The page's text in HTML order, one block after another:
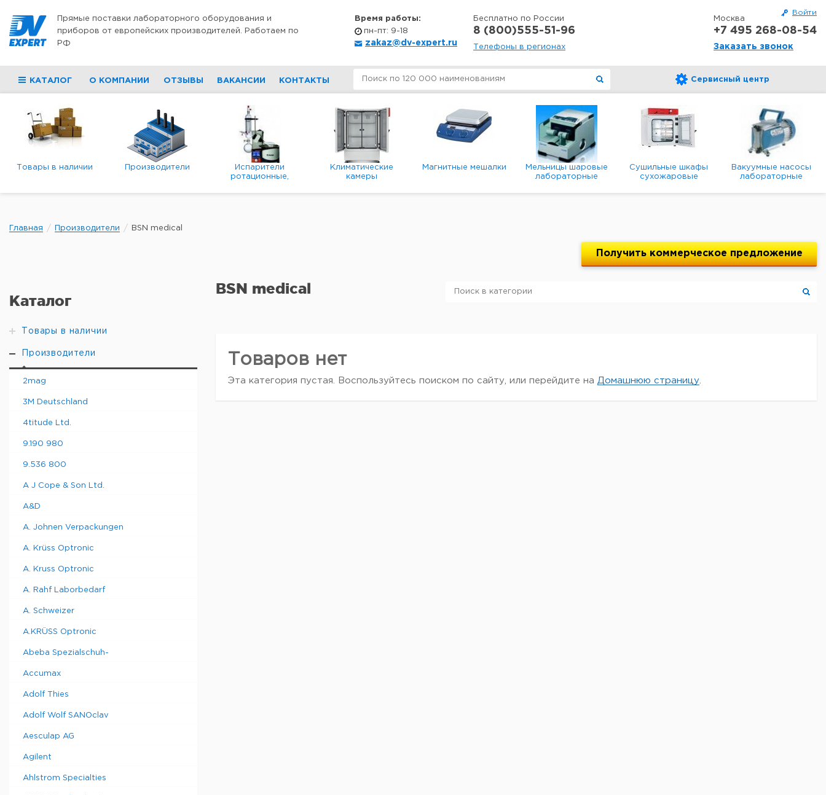
Войти
Прямые поставки лабораторного оборудования и
приборов от европейских производителей. Работаем по
РФ
Время работы:
пн-пт: 9-18
zakaz@dv-expert.ru
Бесплатно по России
8 (800)555-51-96
Телефоны в регионах
Москва
+7 495 268-08-54
Заказать звонок
КАТАЛОГ О КОМПАНИИ ОТЗЫВЫ ВАКАНСИИ КОНТАКТЫ Сервисный центр
Товары в наличии Производители
Испарители
ротационные,
вакуумные
Климатические
камеры
Магнитные мешалки
Мельницы шаровые
лабораторные
Сушильные шкафы
сухожаровые
Вакуумные насосы
лабораторные
мембранные
Главная Производители BSN medical
Получить коммерческое предложение
Каталог
Товары в наличии
Производители
2mag
3M Deutschland
4titude Ltd.
9.190 980
9.536 800
A J Cope & Son Ltd.
A&D
A. Johnen Verpackungen
A. Krüss Optronic
A. Kruss Optronic
A. Rahf Laborbedarf
A. Schweizer
A.KRÜSS Optronic
Abeba Spezialschuh-
Accumax
Adolf Thies
Adolf Wolf SANOclav
Aesculap AG
Agilent
Ahlstrom Specialties
BSN medical
Товаров нет
Эта категория пустая. Воспользуйтесь поиском по сайту, или перейдите на Домашнюю страницу